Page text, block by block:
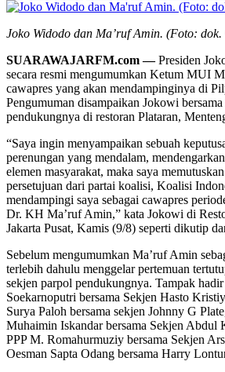
Joko Widodo dan Ma’ruf Amin. (Foto:
SUARAWAJARFM.com —Presiden
secara resmi mengumumkan Ketum MUI
cawapres yang akan mendampinginya di
Pengumuman disampaikan Jokowi
pendukungnya di restoran Plataran,
“Saya ingin menyampaikan sebuah
perenungan yang mendalam,
elemen masyarakat, maka saya
persetujuan dari partai koalisi, Koalisi
mendampingi saya sebagai cawapres
Dr. KH Ma’ruf Amin,” kata Jokowi di
Jakarta Pusat, Kamis (9/8) seperti dikutip
Sebelum mengumumkan Ma’ruf Amin
terlebih dahulu menggelar pertemuan
sekjen parpol pendukungnya. Tampak
Soekarnoputri bersama Sekjen Hasto
Surya Paloh bersama sekjen Johnny G
Muhaimin Iskandar bersama Sekjen
PPP M. Romahurmuziy bersama Sekjen
Oesman Sapta Odang bersama Harry